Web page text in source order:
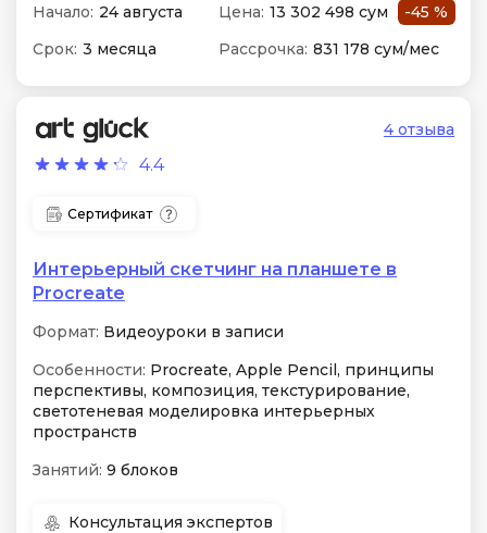
Начало: 24 августа Цена: 13 302 498 сум
-45 %
Срок: 3 месяца Рассрочка: 831 178 сум/мес
4.4
4 отзыва
Сертификат
Интерьерный скетчинг на планшете в
Procreate
Формат: Видеоуроки в записи
Особенности: Procreate, Apple Pencil, принципы
перспективы, композиция, текстурирование,
светотеневая моделировка интерьерных
пространств
Занятий: 9 блоков
Консультация экспертов